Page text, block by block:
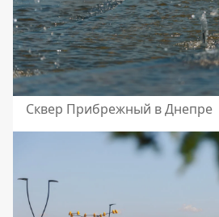
Сквер Прибрежный в Днепре